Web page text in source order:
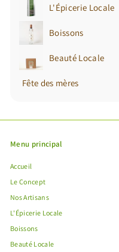
L'Épicerie Locale
Ouvrir
menu
Boissons
Ouvrir
menu
Beauté Locale
Ouvrir
menu
Fête des mères
Menu principal
Accueil
Le Concept
Nos Artisans
L'Épicerie Locale
Boissons
Beauté Locale